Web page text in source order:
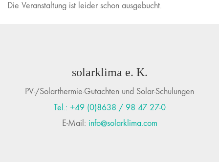
Die Veranstaltung ist leider schon ausgebucht.
solarklima e. K.
PV-/Solarthermie-Gutachten und Solar-Schulungen
Tel.: +49 (0)8638 / 98 47 27-0
E-Mail: info@solarklima.com